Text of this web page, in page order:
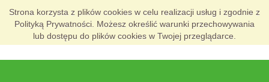
Strona korzysta z plików cookies w celu realizacji usług i zgodnie z
Polityką Prywatności. Możesz określić warunki przechowywania
lub dostępu do plików cookies w Twojej przeglądarce.